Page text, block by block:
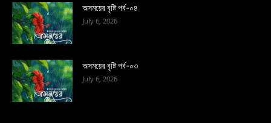
অসময়ের বৃষ্টি পর্ব-০৪
July 6, 2026
অসময়ের বৃষ্টি পর্ব-০৩
July 6, 2026